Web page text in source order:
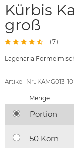
Kürbis
groß
(7)
Lagenaria
Artikel-Nr.: KAMG013-10
Menge
Portion
50 Korn